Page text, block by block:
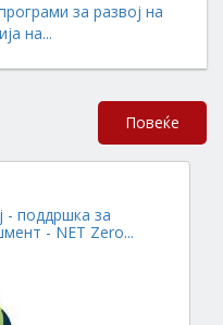
за развој на
на...
Повеќе
- поддршка за
- NET Zero...